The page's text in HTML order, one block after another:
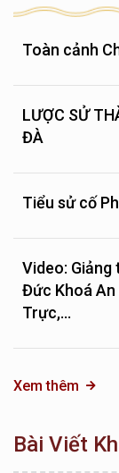
Toàn cảnh
LƯỢC SỬ
ĐÀ
Tiểu sử cố
Video: Giảng
Đức Khoá An
Trực,...
Xem thêm
Bài Viết